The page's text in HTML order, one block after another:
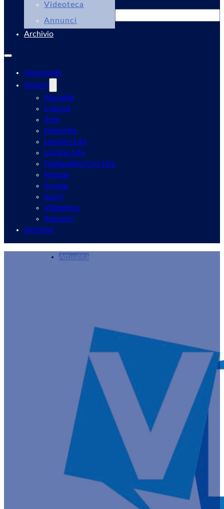
Videoteca
Annunci
Archivio
Homepage
Sezioni
Attualità
Cultura
Arte
Interviste
Lanuvio Life
Lariano Life
Giulianello/Cori Life
Mondo
Scuola
Sport
Videoteca
Annunci
Archivio
Attualità